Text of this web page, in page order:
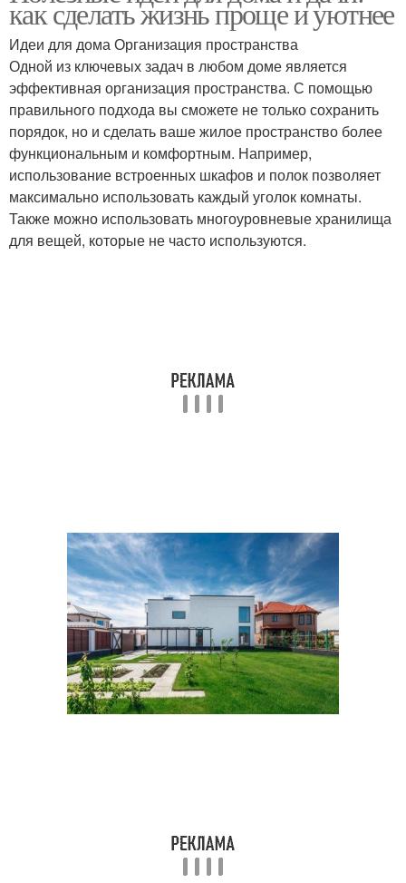
Идеи для создания
Идеи для
использования
как сделать жизнь проще и уютнее
Идеи для дома Организация пространства
Одной из ключевых задач в любом доме является
эффективная организация пространства. С помощью
правильного подхода вы сможете не только сохранить
порядок, но и сделать ваше жилое пространство более
функциональным и комфортным. Например,
использование встроенных шкафов и полок позволяет
максимально использовать каждый уголок комнаты.
Также можно использовать многоуровневые хранилища
для вещей, которые не часто используются.